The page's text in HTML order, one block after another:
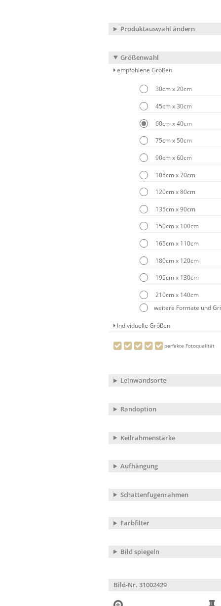
Produktauswahl ändern
Größenwahl
empfohlene Größen
30cm x 20cm
45cm x 30cm
60cm x 40cm
75cm x 50cm
90cm x 60cm
105cm x 70cm
120cm x 80cm
135cm x 90cm
150cm x 100cm
165cm x 110cm
180cm x 120cm
195cm x 130cm
210cm x 140cm
weitere Formate und
Individuelle Größen
perfekte Fotoqualität
Leinwandsorte
Randoption
Keilrahmenstärke
Aufhängung
Schattenfugenrahmen
Farbfilter
Bild spiegeln
Bild-Nr. 31002429